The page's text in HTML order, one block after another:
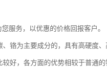
服务，以优惠的价格回报客户。
铬为主要成分的，具有高硬度
好，各方面的优势相较于普通